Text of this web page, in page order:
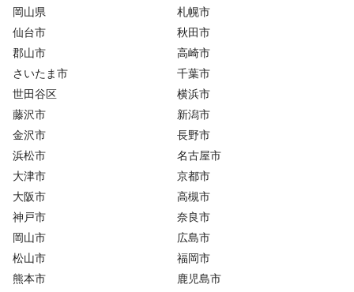
岡山県
札幌市
仙台市
秋田市
郡山市
高崎市
さいたま市
千葉市
世田谷区
横浜市
藤沢市
新潟市
金沢市
長野市
浜松市
名古屋市
大津市
京都市
大阪市
高槻市
神戸市
奈良市
岡山市
広島市
松山市
福岡市
熊本市
鹿児島市